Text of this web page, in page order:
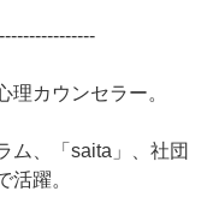
カウンセラー。
ム、「saita」、社団
活躍。